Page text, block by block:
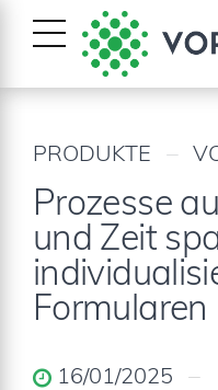
PRODUKTE
Prozesse
und Zeit
Formularen
16/01/2025